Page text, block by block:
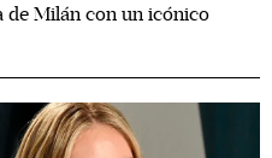
de Milán con un icónico